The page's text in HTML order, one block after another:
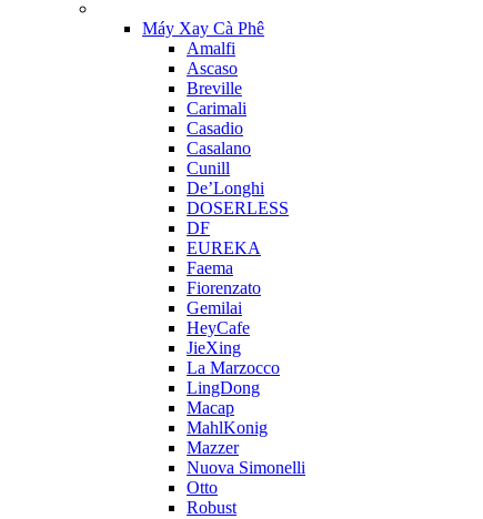
Máy Xay Cà Phê
Amalfi
Ascaso
Breville
Carimali
Casadio
Casalano
Cunill
De’Longhi
DOSERLESS
DF
EUREKA
Faema
Fiorenzato
Gemilai
HeyCafe
JieXing
La Marzocco
LingDong
Macap
MahlKonig
Mazzer
Nuova Simonelli
Otto
Robust